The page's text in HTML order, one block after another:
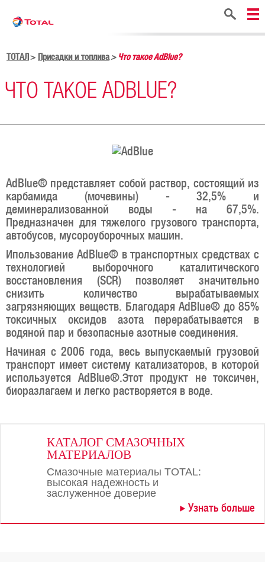
Поиск
ТОТАЛ Присадки и топлива Что такое AdBlue?
ЧТО ТАКОЕ ADBLUE?
AdBlue® представляет собой раствор, состоящий из
карбамида (мочевины) - 32,5% и
деминерализованной воды - на 67,5%.
Предназначен для тяжелого грузового транспорта,
автобусов, мусороуборочных машин.
Ипользование AdBlue® в транспортных средствах с
технологией выборочного каталитического
восстановления (SCR) позволяет значительно
снизить количество вырабатываемых
загрязняющих веществ. Благодаря AdBlue® до 85%
токсичных оксидов азота перерабатывается в
водяной пар и безопасные азотные соединения.
Начиная с 2006 года, весь выпускаемый грузовой
транспорт имеет систему катализаторов, в которой
используется AdBlue®.Этот продукт не токсичен,
биоразлагаем и легко растворяется в воде.
КАТАЛОГ СМАЗОЧНЫХ
МАТЕРИАЛОВ
Смазочные материалы TOTAL:
высокая надежность и
заслуженное доверие
Узнать больше